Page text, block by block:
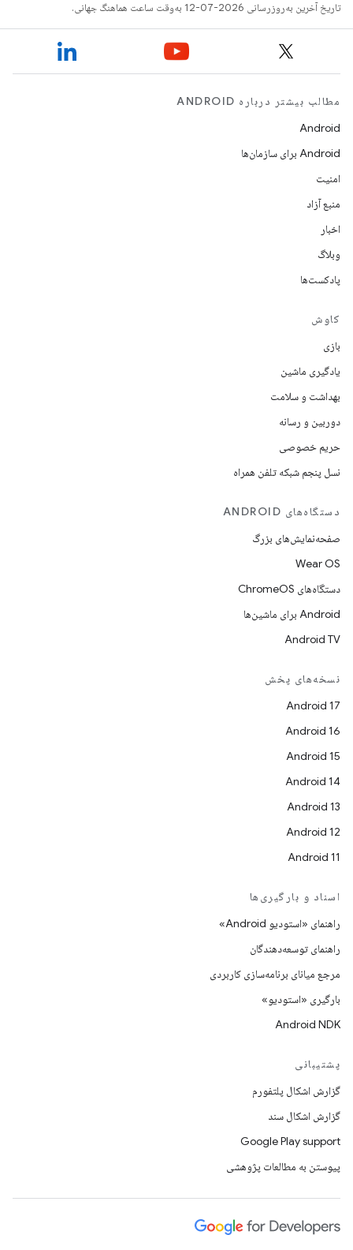
تاریخ آخرین به‌روزرسانی 2026-07-12 به‌وقت ساعت هماهنگ جهانی.
مطالب بیشتر درباره ANDROID
Android
Android برای سازمان‌ها
امنیت
منبع آزاد
اخبار
وبلاگ
پادکست‌ها
کاوش
بازی
یادگیری ماشین
بهداشت و سلامت
دوربین و رسانه
حریم خصوصی
نسل پنجم شبکه تلفن همراه
دستگاه‌های ANDROID
صفحه‌نمایش‌های بزرگ
Wear OS
دستگاه‌های ChromeOS
Android برای ماشین‌ها
Android TV
نسخه‌های پخش
Android 17
Android 16
Android 15
Android 14
Android 13
Android 12
Android 11
اسناد و بارگیری‌ها
راهنمای «استودیو Android»
راهنمای توسعه‌دهندگان
مرجع میانای برنامه‌سازی کاربردی
بارگیری «استودیو»
Android NDK
پشتیبانی
گزارش اشکال پلتفورم
گزارش اشکال سند
Google Play support
پیوستن به مطالعات پژوهشی